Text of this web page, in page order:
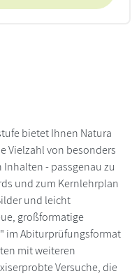
bietet Ihnen Natura
Vielzahl von besonders
- passgenau zu
und zum Kernlehrplan
und leicht
großformatige
im Abiturprüfungsformat
mit weiteren
Versuche, die